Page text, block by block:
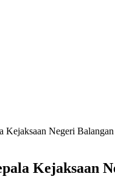
Kejaksaan Negeri
Kejaksaan